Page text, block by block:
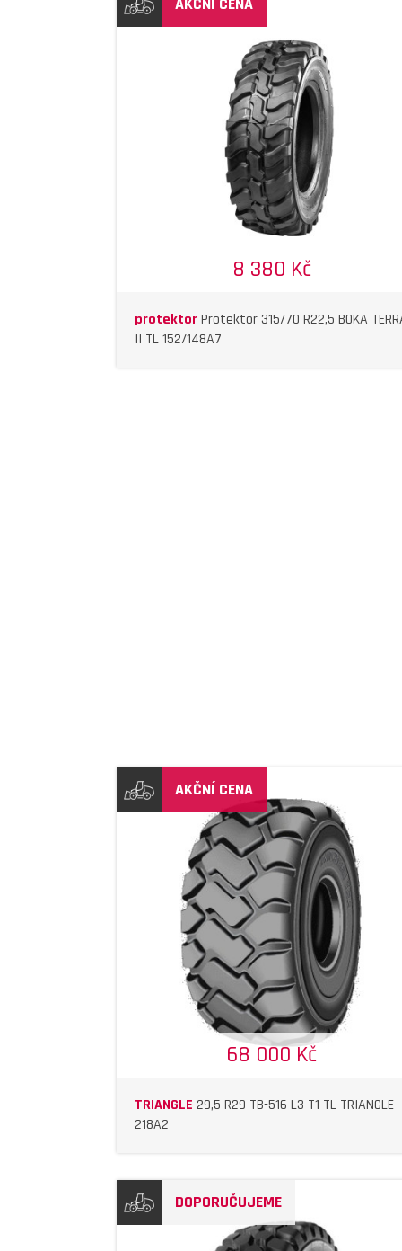
8 380 Kč
protektorProtektor 315/70 R22,5 BOKA
II TL 152/148A7
DETAIL
AKČNÍ CENA
68 000 Kč
TRIANGLE 29,5 R29 TB-516 L3 T1 TL TRIANGLE
218A2
DETAIL
DOPORUČUJEME